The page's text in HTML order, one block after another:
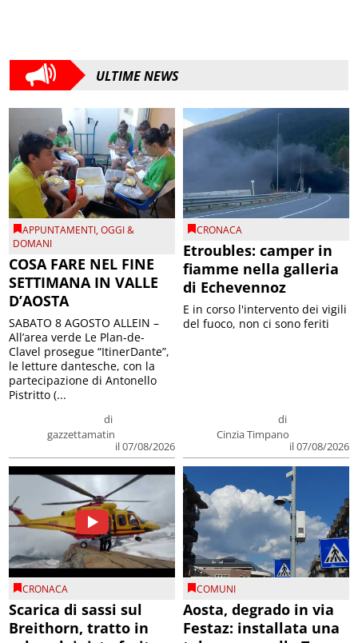
ULTIME NEWS
APPUNTAMENTI,OGGI &
DOMANI
COSA FARE NEL FINE
SETTIMANA IN VALLE
D’AOSTA
di
gazzettamatin
il 07/08/2026
SABATO 8 AGOSTO ALLEIN –
All’area verde Le Plan-de-
Clavel prosegue “ItinerDante”,
le letture dantesche, con la
partecipazione di Antonello
Pistritto (...
CRONACA
Etroubles: camper in
fiamme nella galleria
di Echevennoz
di
Cinzia Timpano
il 07/08/2026
E in corso l'intervento dei vigili
del fuoco, non ci sono feriti
CRONACA
Scarica di sassi sul
Breithorn, tratto in
COMUNI
Aosta, degrado in via
Festaz: installata una